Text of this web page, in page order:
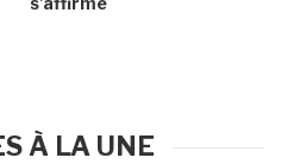
À LA UNE